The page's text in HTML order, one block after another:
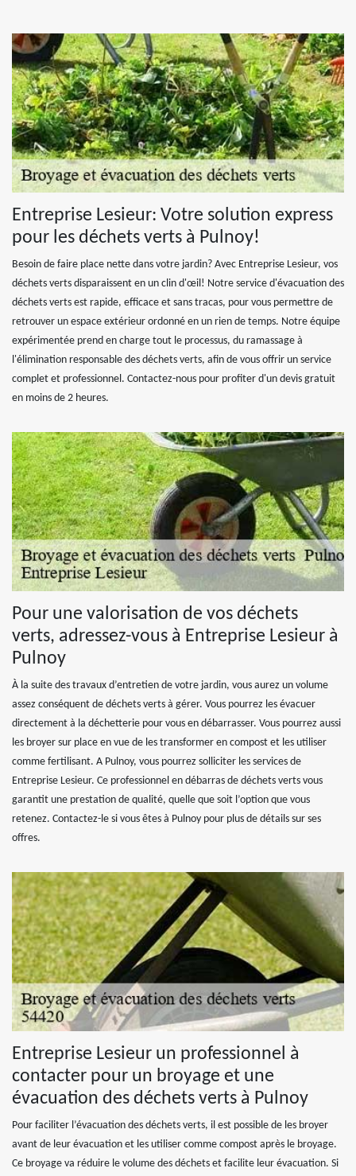
Entreprise Lesieur: Votre solution express
pour les déchets verts à Pulnoy!
Besoin de faire place nette dans votre jardin? Avec Entreprise Lesieur, vos
déchets verts disparaissent en un clin d'œil! Notre service d'évacuation des
déchets verts est rapide, efficace et sans tracas, pour vous permettre de
retrouver un espace extérieur ordonné en un rien de temps. Notre équipe
expérimentée prend en charge tout le processus, du ramassage à
l'élimination responsable des déchets verts, afin de vous offrir un service
complet et professionnel. Contactez-nous pour profiter d'un devis gratuit
en moins de 2 heures.
Pour une valorisation de vos déchets
verts, adressez-vous à Entreprise Lesieur à
Pulnoy
À la suite des travaux d’entretien de votre jardin, vous aurez un volume
assez conséquent de déchets verts à gérer. Vous pourrez les évacuer
directement à la déchetterie pour vous en débarrasser. Vous pourrez aussi
les broyer sur place en vue de les transformer en compost et les utiliser
comme fertilisant. A Pulnoy, vous pourrez solliciter les services de
Entreprise Lesieur. Ce professionnel en débarras de déchets verts vous
garantit une prestation de qualité, quelle que soit l’option que vous
retenez. Contactez-le si vous êtes à Pulnoy pour plus de détails sur ses
offres.
Entreprise Lesieur un professionnel à
contacter pour un broyage et une
évacuation des déchets verts à Pulnoy
Pour faciliter l’évacuation des déchets verts, il est possible de les broyer
avant de leur évacuation et les utiliser comme compost après le broyage.
Ce broyage va réduire le volume des déchets et facilite leur évacuation. Si